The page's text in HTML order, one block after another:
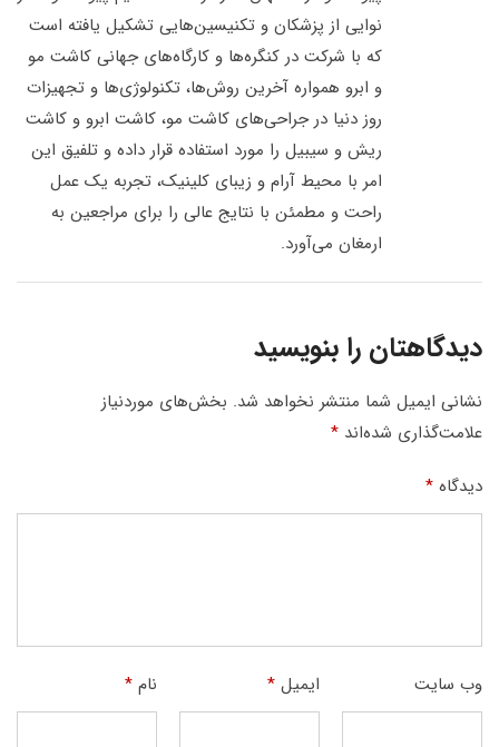
نوایی از پزشکان و تکنیسین‌هایی تشکیل یافته است
که با شرکت در کنگره‌ها و کارگاه‌های جهانی کاشت مو
و ابرو همواره آخرین روش‌ها، تکنولوژی‌ها و تجهیزات
روز دنیا در جراحی‌های کاشت مو، کاشت ابرو و کاشت
ریش و سیبیل را مورد استفاده قرار داده و تلفیق این
امر با محیط آرام و زیبای کلینیک، تجربه یک عمل
راحت و مطمئن با نتایج عالی را برای مراجعین به
ارمغان می‌آورد.
دیدگاهتان را بنویسید
نشانی ایمیل شما منتشر نخواهد شد. بخش‌های موردنیاز
علامت‌گذاری شده‌اند *
دیدگاه *
نام* ایمیل* وب‌ سایت